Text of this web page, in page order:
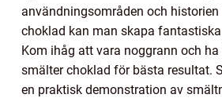
användningsområden och
choklad kan man skapa
Kom ihåg att vara noggrann och
smälter choklad för bästa resultat.
en praktisk demonstration av